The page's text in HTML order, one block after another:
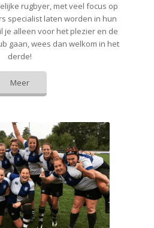
rugbyer, met veel focus op
specialist laten worden in hun
je alleen voor het plezier en de
gaan, wees dan welkom in het
derde!
Meer